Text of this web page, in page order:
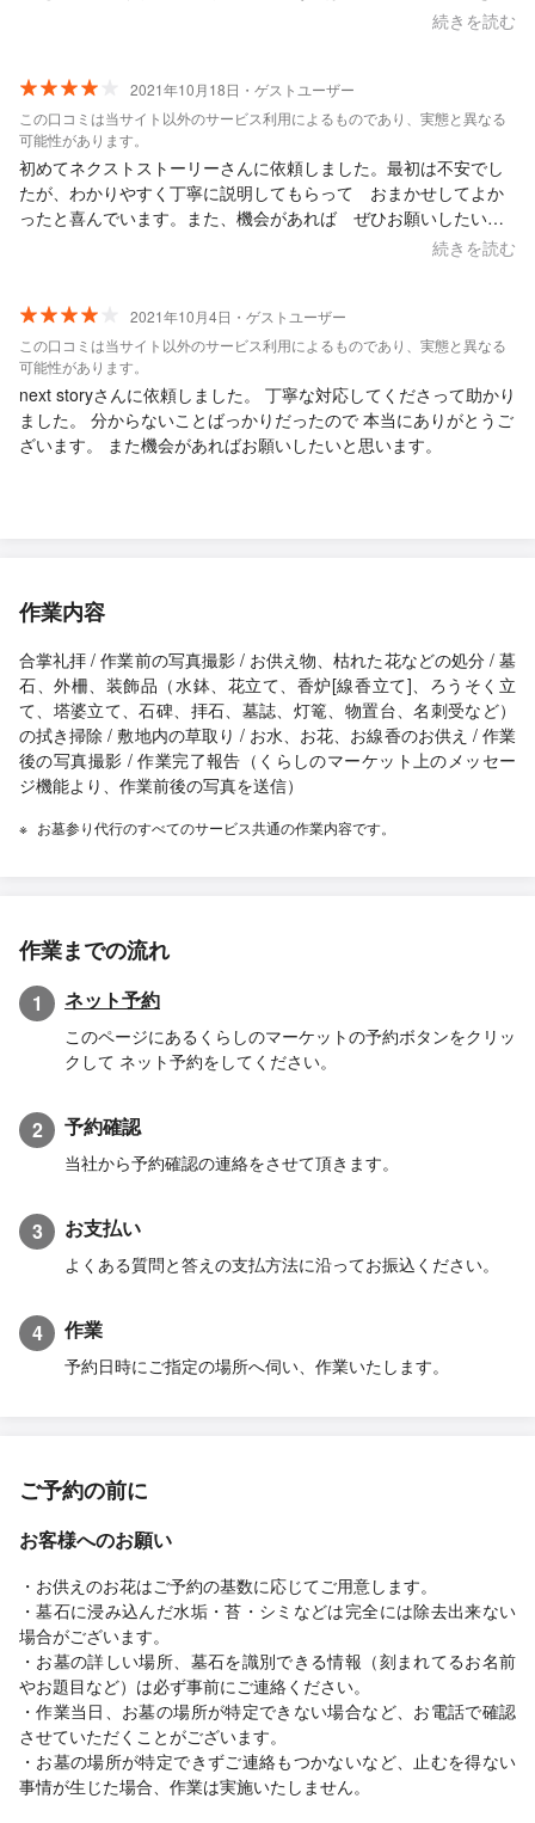
続きを読む
2021年10月18日・ゲストユーザー
この口コミは当サイト以外のサービス利用によるものであり、実態と異なる
可能性があります。
初めてネクストストーリーさんに依頼しました。最初は不安でし
たが、わかりやすく丁寧に説明してもらって おまかせしてよか
ったと喜んでいます。また、機会があれば ぜひお願いしたいで
続きを読む
2021年10月4日・ゲストユーザー
この口コミは当サイト以外のサービス利用によるものであり、実態と異なる
可能性があります。
next storyさんに依頼しました。 丁寧な対応してくださって助かり
ました。 分からないことばっかりだったので 本当にありがとうご
ざいます。 また機会があればお願いしたいと思います。
作業内容
合掌礼拝 / 作業前の写真撮影 / お供え物、枯れた花などの処分 / 墓
石、外柵、装飾品（水鉢、花立て、香炉[線香立て]、ろうそく立
て、塔婆立て、石碑、拝石、墓誌、灯篭、物置台、名刺受など）
の拭き掃除 / 敷地内の草取り / お水、お花、お線香のお供え / 作業
後の写真撮影 / 作業完了報告（くらしのマーケット上のメッセー
ジ機能より、作業前後の写真を送信）
お墓参り代行のすべてのサービス共通の作業内容です。
作業までの流れ
1 ネット予約
このページにあるくらしのマーケットの予約ボタンをクリッ
クして ネット予約をしてください。
2 予約確認
当社から予約確認の連絡をさせて頂きます。
3 お支払い
よくある質問と答えの支払方法に沿ってお振込ください。
4 作業
予約日時にご指定の場所へ伺い、作業いたします。
ご予約の前に
お客様へのお願い
・お供えのお花はご予約の基数に応じてご用意します。
・墓石に浸み込んだ水垢・苔・シミなどは完全には除去出来ない
場合がございます。
・お墓の詳しい場所、墓石を識別できる情報（刻まれてるお名前
やお題目など）は必ず事前にご連絡ください。
・作業当日、お墓の場所が特定できない場合など、お電話で確認
させていただくことがございます。
・お墓の場所が特定できずご連絡もつかないなど、止むを得ない
事情が生じた場合、作業は実施いたしません。